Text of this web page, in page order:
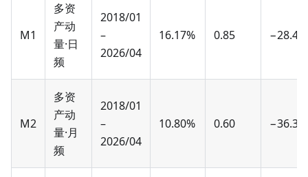
M1
多资
产动
量·日
频
2018/01
–
2026/04
16.17% 0.85
M2
多资
产动
量·月
频
2018/01
–
2026/04
10.80% 0.60